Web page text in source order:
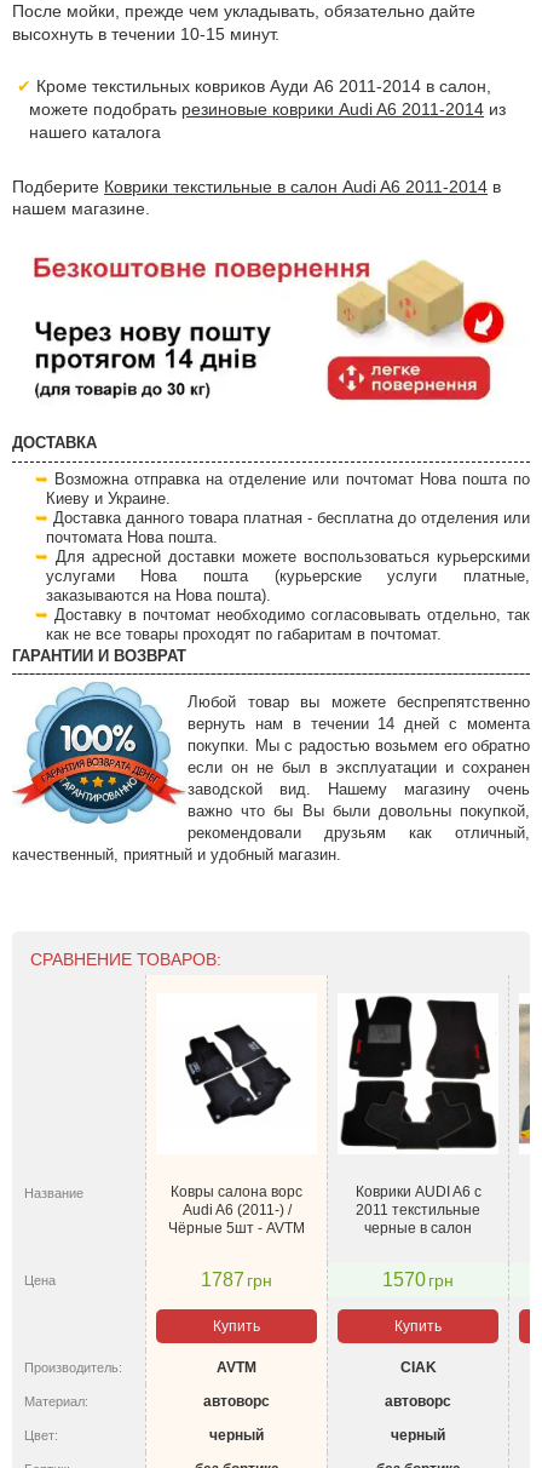
После мойки, прежде чем укладывать, обязательно дайте
высохнуть в течении 10-15 минут.
Кроме текстильных ковриков Ауди А6 2011-2014 в салон,
можете подобрать резиновые коврики Audi A6 2011-2014 из
нашего каталога
Подберите Коврики текстильные в салон Audi A6 2011-2014 в
нашем магазине.
ДОСТАВКА
Возможна отправка на отделение или почтомат Нова пошта по
Киеву и Украине.
Доставка данного товара платная - бесплатна до отделения или
почтомата Нова пошта.
Для адресной доставки можете воспользоваться курьерскими
услугами Нова пошта (курьерские услуги платные,
заказываются на Нова пошта).
Доставку в почтомат необходимо согласовывать отдельно, так
как не все товары проходят по габаритам в почтомат.
ГАРАНТИИ И ВОЗВРАТ
Любой товар вы можете беспрепятственно
вернуть нам в течении 14 дней с момента
покупки. Мы с радостью возьмем его обратно
если он не был в эксплуатации и сохранен
заводской вид. Нашему магазину очень
важно что бы Вы были довольны покупкой,
рекомендовали друзьям как отличный,
качественный, приятный и удобный магазин.
СРАВНЕНИЕ ТОВАРОВ:
Название
Ковры салона ворс
Audi A6 (2011-) /
Чёрные 5шт - AVTM
Коврики AUDI A6 с
2011 текстильные
черные в салон
Цена 1787 грн 1570грн
Купить Купить
Производитель: AVTM CIAK
Материал: автоворс автоворс
Цвет: черный черный